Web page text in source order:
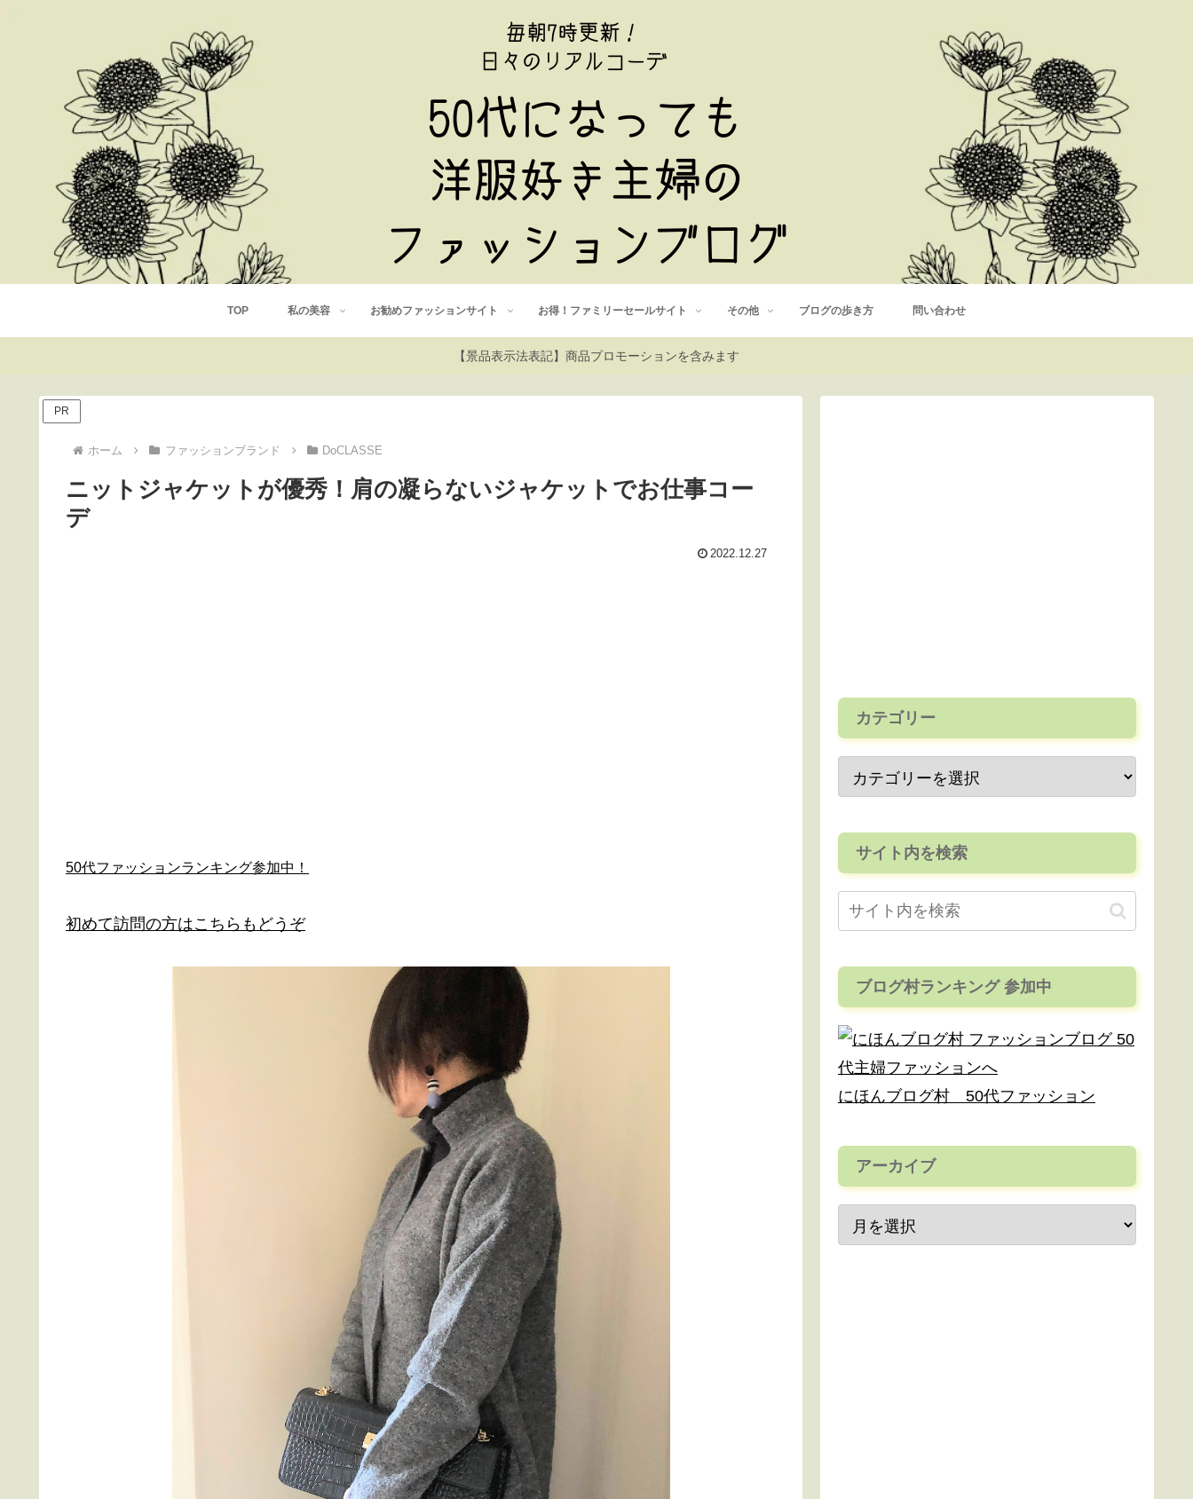
TOP 私の美容 お勧めファッションサイト お得！ファミリーセールサイト その他 ブログの歩き方 問い合わせ
【景品表示法表記】商品プロモーションを含みます
PR
ホーム ファッションブランド DoCLASSE
ニットジャケットが優秀！肩の凝らないジャケットでお仕事コー
デ
2022.12.27
50代ファッションランキング参加中！
初めて訪問の方はこちらもどうぞ
カテゴリー
サイト内を検索
ブログ村ランキング 参加中
にほんブログ村 50代ファッション
アーカイブ